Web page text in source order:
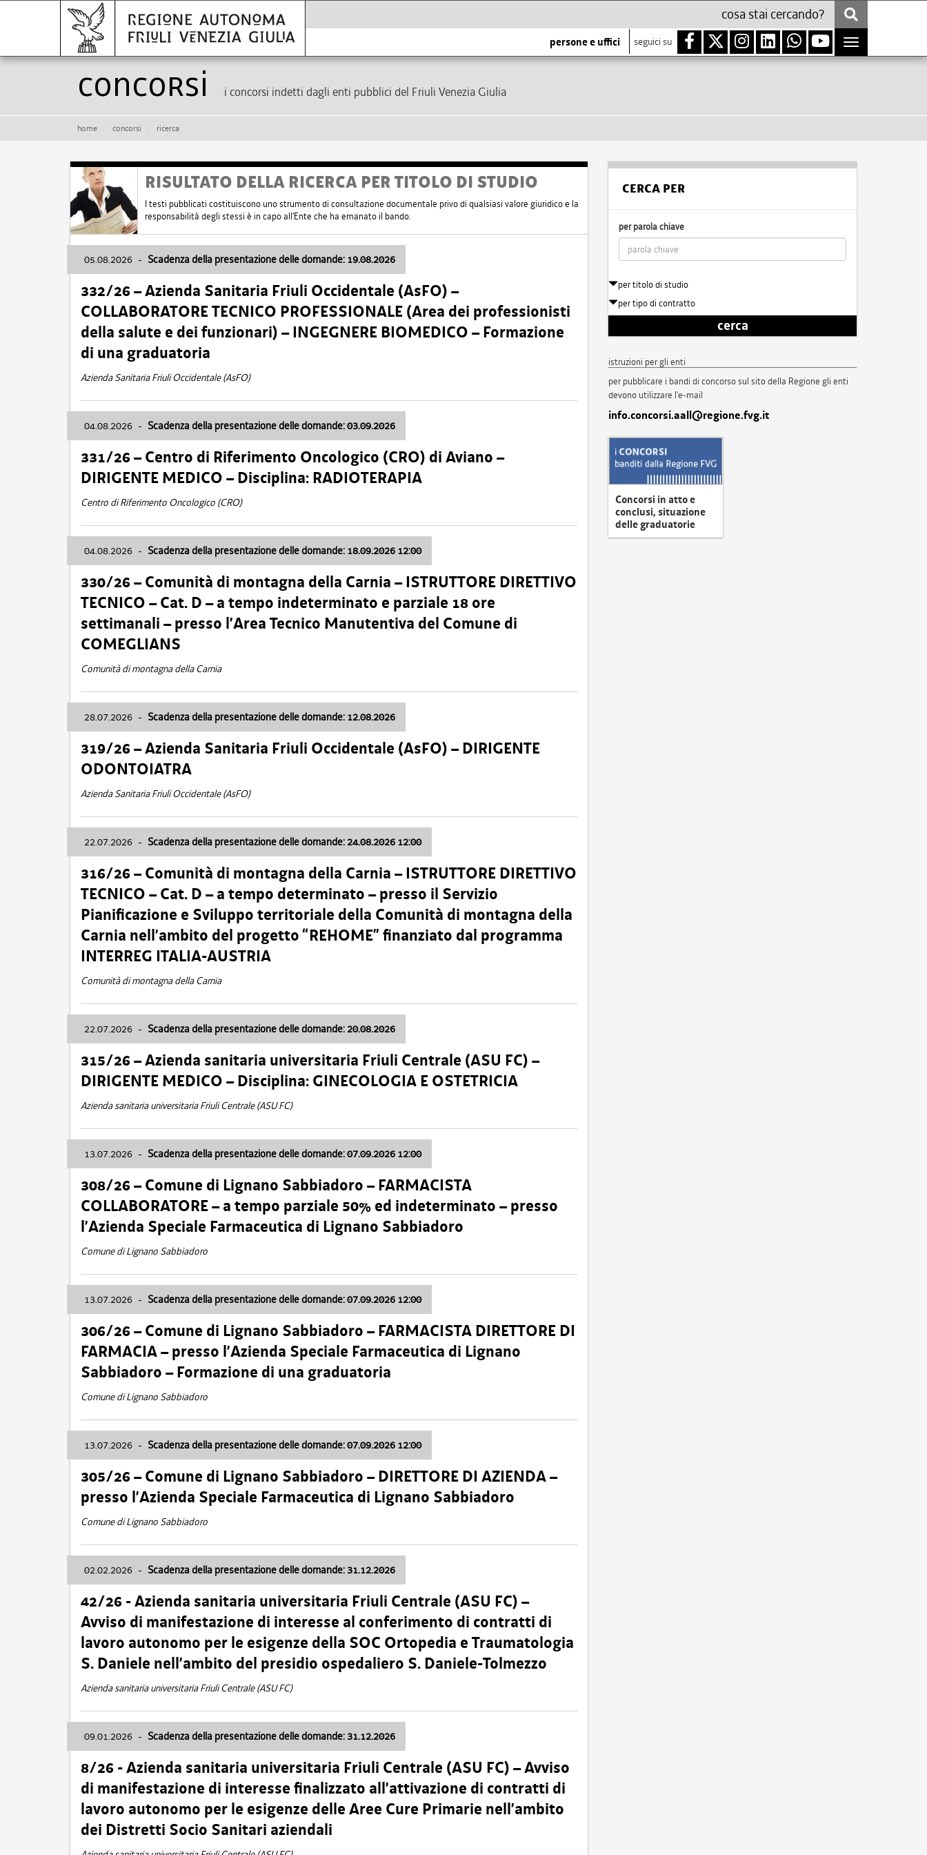
persone e uffici seguici su
Toggle
navigation
Concorsi i concorsi indetti dagli enti pubblici del Friuli Venezia Giulia
home concorsi ricerca
RISULTATO DELLA RICERCA PER TITOLO DI STUDIO
I testi pubblicati costituiscono uno strumento di consultazione documentale privo di qualsiasi valore giuridico e la
responsabilità degli stessi è in capo all'Ente che ha emanato il bando.
05.08.2026 - Scadenza della presentazione delle domande: 19.08.2026
332/26 – Azienda Sanitaria Friuli Occidentale (AsFO) –
COLLABORATORE TECNICO PROFESSIONALE (Area dei professionisti
della salute e dei funzionari) – INGEGNERE BIOMEDICO – Formazione
di una graduatoria
Azienda Sanitaria Friuli Occidentale (AsFO)
04.08.2026 - Scadenza della presentazione delle domande: 03.09.2026
331/26 – Centro di Riferimento Oncologico (CRO) di Aviano –
DIRIGENTE MEDICO – Disciplina: RADIOTERAPIA
Centro di Riferimento Oncologico (CRO)
04.08.2026 - Scadenza della presentazione delle domande: 18.09.2026 12:00
330/26 – Comunità di montagna della Carnia – ISTRUTTORE DIRETTIVO
TECNICO – Cat. D – a tempo indeterminato e parziale 18 ore
settimanali – presso l’Area Tecnico Manutentiva del Comune di
COMEGLIANS
Comunità di montagna della Carnia
28.07.2026 - Scadenza della presentazione delle domande: 12.08.2026
319/26 – Azienda Sanitaria Friuli Occidentale (AsFO) – DIRIGENTE
ODONTOIATRA
Azienda Sanitaria Friuli Occidentale (AsFO)
22.07.2026 - Scadenza della presentazione delle domande: 24.08.2026 12:00
316/26 – Comunità di montagna della Carnia – ISTRUTTORE DIRETTIVO
TECNICO – Cat. D – a tempo determinato – presso il Servizio
Pianificazione e Sviluppo territoriale della Comunità di montagna della
Carnia nell’ambito del progetto “REHOME” finanziato dal programma
INTERREG ITALIA-AUSTRIA
Comunità di montagna della Carnia
22.07.2026 - Scadenza della presentazione delle domande: 20.08.2026
315/26 – Azienda sanitaria universitaria Friuli Centrale (ASU FC) –
DIRIGENTE MEDICO – Disciplina: GINECOLOGIA E OSTETRICIA
Azienda sanitaria universitaria Friuli Centrale (ASU FC)
13.07.2026 - Scadenza della presentazione delle domande: 07.09.2026 12:00
308/26 – Comune di Lignano Sabbiadoro – FARMACISTA
COLLABORATORE – a tempo parziale 50% ed indeterminato – presso
l’Azienda Speciale Farmaceutica di Lignano Sabbiadoro
Comune di Lignano Sabbiadoro
13.07.2026 - Scadenza della presentazione delle domande: 07.09.2026 12:00
306/26 – Comune di Lignano Sabbiadoro – FARMACISTA DIRETTORE DI
FARMACIA – presso l’Azienda Speciale Farmaceutica di Lignano
Sabbiadoro – Formazione di una graduatoria
Comune di Lignano Sabbiadoro
13.07.2026 - Scadenza della presentazione delle domande: 07.09.2026 12:00
305/26 – Comune di Lignano Sabbiadoro – DIRETTORE DI AZIENDA –
presso l’Azienda Speciale Farmaceutica di Lignano Sabbiadoro
Comune di Lignano Sabbiadoro
02.02.2026 - Scadenza della presentazione delle domande: 31.12.2026
42/26 - Azienda sanitaria universitaria Friuli Centrale (ASU FC) –
Avviso di manifestazione di interesse al conferimento di contratti di
lavoro autonomo per le esigenze della SOC Ortopedia e Traumatologia
S. Daniele nell’ambito del presidio ospedaliero S. Daniele-Tolmezzo
Azienda sanitaria universitaria Friuli Centrale (ASU FC)
09.01.2026 - Scadenza della presentazione delle domande: 31.12.2026
8/26 - Azienda sanitaria universitaria Friuli Centrale (ASU FC) – Avviso
di manifestazione di interesse finalizzato all’attivazione di contratti di
lavoro autonomo per le esigenze delle Aree Cure Primarie nell’ambito
dei Distretti Socio Sanitari aziendali
CERCA PER
per parola chiave
per titolo di studio
per tipo di contratto
cerca
istruzioni per gli enti
per pubblicare i bandi di concorso sul sito della Regione gli enti
devono utilizzare l'e-mail
info.concorsi.aall@regione.fvg.it
Concorsi in atto e
conclusi, situazione
delle graduatorie